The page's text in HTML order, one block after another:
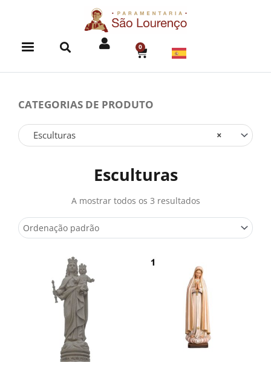
0
CART
CATEGORIAS DE PRODUTO
×
Esculturas
Esculturas
A mostrar todos os 3 resultados